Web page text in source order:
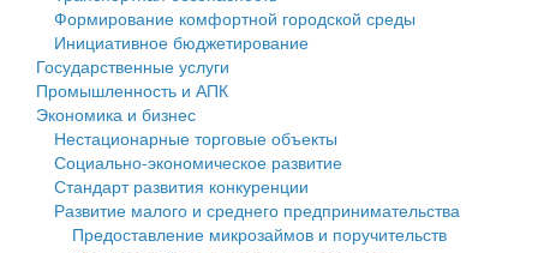
Государственные услуги
Промышленность и АПК
Экономика и бизнес
Символика
Устав
Гостям округа
Туризм
Культура
муниципального округа Тверской области
Администрация Кашинского муниципального округа
Тверской области
Управление сельскими территориями
Открытые данные
Финансовое управление
Бюджет для граждан
Имущество
Выявление правообладателей ранее учтенных
объектов недвижимости
Формирование комфортной городской среды
Инициативное бюджетирование
Государственные услуги
Промышленность и АПК
Экономика и бизнес
Нестационарные торговые объекты
Социально-экономическое развитие
Стандарт развития конкуренции
Развитие малого и среднего предпринимательства
Предоставление микрозаймов и поручительств